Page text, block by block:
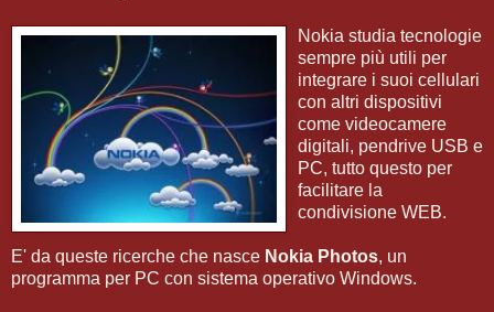
Nokia studia tecnologie
sempre più utili per
integrare i suoi cellulari
con altri dispositivi
come videocamere
digitali, pendrive USB e
PC, tutto questo per
facilitare la
condivisione WEB.
E' da queste ricerche che nasce Nokia Photos, un
programma per PC con sistema operativo Windows.